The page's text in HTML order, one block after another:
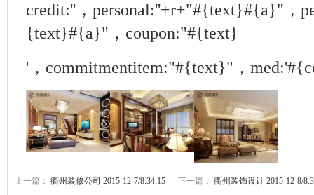
credit:''，personal:''+r+"#{text}#{a}"，
{text}#{a}"，coupon:"#{text}
'，commitmentitem:"#{text}"，
上一篇： 衢州装修公司 2015-12-7/8:34:15 下一篇： 衢州装饰设计 2015-12-8/